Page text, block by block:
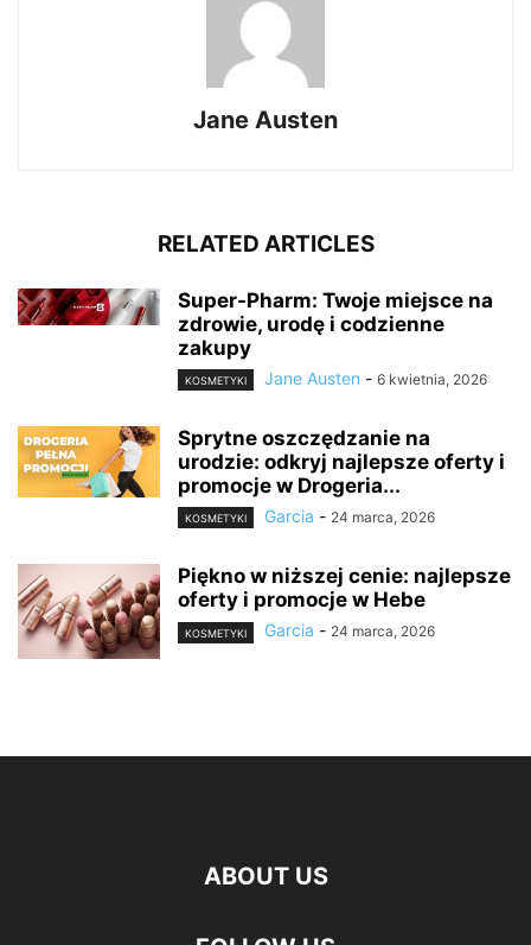
Jane Austen
RELATED ARTICLES
Super-Pharm: Twoje miejsce na
zdrowie, urodę i codzienne
zakupy
KOSMETYKI Jane Austen - 6 kwietnia, 2026
Sprytne oszczędzanie na
urodzie: odkryj najlepsze oferty i
promocje w Drogeria...
KOSMETYKI Garcia - 24 marca, 2026
Piękno w niższej cenie: najlepsze
oferty i promocje w Hebe
KOSMETYKI Garcia - 24 marca, 2026
ABOUT US